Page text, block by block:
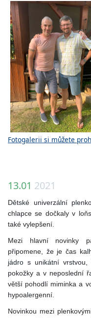
Fotogalerii si můžete
13.01 2021
Dětské univerzální
chlapce se dočkaly v
také vylepšení.
Mezi hlavní novinky
připomene, že je čas
jádro s unikátní
pokožky a v neposlední
větší pohodlí miminka a
hypoalergenní.
Novinkou mezi